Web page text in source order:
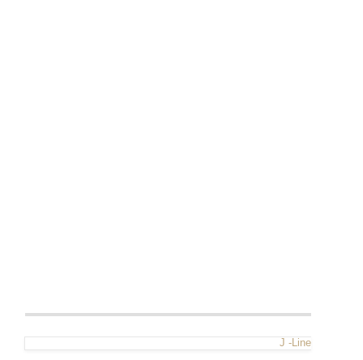
J -Line